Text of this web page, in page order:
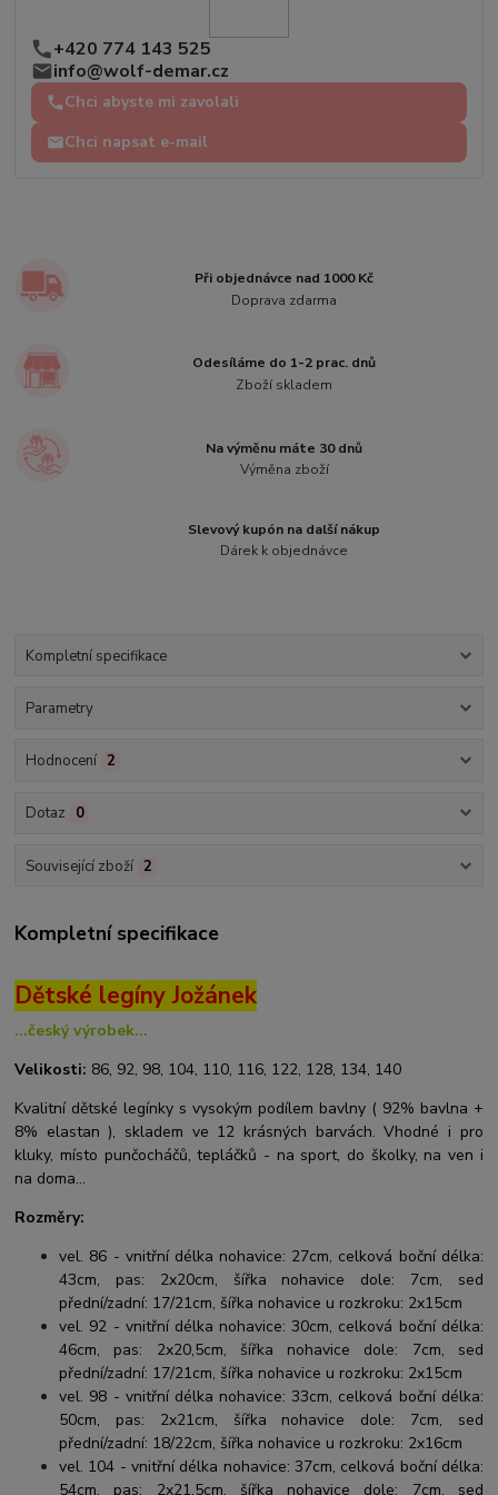
+420 774 143 525
info@wolf-demar.cz
Chci abyste mi zavolali
Chci napsat e-mail
Při objednávce nad 1000 Kč
Doprava zdarma
Odesíláme do 1-2 prac. dnů
Zboží skladem
Na výměnu máte 30 dnů
Výměna zboží
Slevový kupón na další nákup
Dárek k objednávce
Kompletní specifikace
Parametry
Hodnocení 2
Dotaz 0
Související zboží 2
Kompletní specifikace
Dětské legíny Jožánek
...český výrobek...
Velikosti: 86, 92, 98, 104, 110, 116, 122, 128, 134, 140
Kvalitní dětské legínky s vysokým podílem bavlny ( 92% bavlna +
8% elastan ), skladem ve 12 krásných barvách. Vhodné i pro
kluky, místo punčocháčů, tepláčků - na sport, do školky, na ven i
na doma...
Rozměry:
vel. 86 - vnitřní délka nohavice: 27cm, celková boční délka:
43cm, pas: 2x20cm, šířka nohavice dole: 7cm, sed
přední/zadní: 17/21cm, šířka nohavice u rozkroku: 2x15cm
vel. 92 - vnitřní délka nohavice: 30cm, celková boční délka:
46cm, pas: 2x20,5cm, šířka nohavice dole: 7cm, sed
přední/zadní: 17/21cm, šířka nohavice u rozkroku: 2x15cm
vel. 98 - vnitřní délka nohavice: 33cm, celková boční délka:
50cm, pas: 2x21cm, šířka nohavice dole: 7cm, sed
přední/zadní: 18/22cm, šířka nohavice u rozkroku: 2x16cm
vel. 104 - vnitřní délka nohavice: 37cm, celková boční délka:
54cm, pas: 2x21,5cm, šířka nohavice dole: 7cm, sed